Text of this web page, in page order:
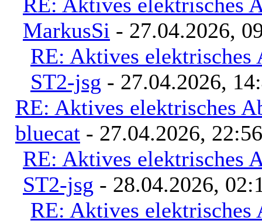
MarkusSi - 27.04.2026,
RE: Aktives elektrisches
ST2-jsg - 27.04.2026,
RE: Aktives elektrisches
bluecat - 27.04.2026, 22:56
RE: Aktives elektrisches
ST2-jsg - 28.04.2026,
RE: Aktives elektrisches